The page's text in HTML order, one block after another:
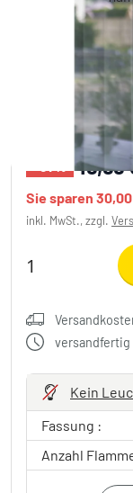
Lutec
Verzinkt, 2-
49,99
Sie sparen
inkl. MwSt., zzgl.
versandfertig
Kein
Fassung :
Anzahl